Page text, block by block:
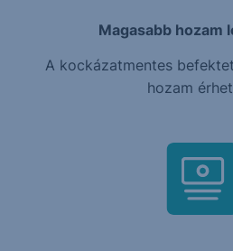
Magasabb hozam
A kockázatmentes
hozam